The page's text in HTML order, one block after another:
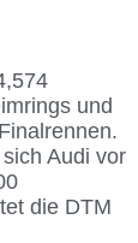
und
Audi vor
die DTM